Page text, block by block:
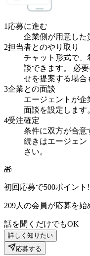
1 応募に進む
企業側が用意した
2担当者とのやり取り
チャット形式で、
談できます。 必
せを提案する場合
3企業との面談
エージェントが企
面談を設定します
4受注確定
条件に双方が合意
続きはエージェン
さい。
🎁
初回応募で500ポイント!
209人の会員が応募を始
話を聞くだけでもOK
詳しく知りたい
応募する